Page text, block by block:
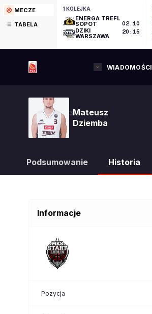
MECZE
TABELA
1 KOLEJKA
ENERGA TREFL
SOPOT
DZIKI
WARSZAWA
02.10
20:15
WIADOMOŚCI
3Mateusz
Dziemba
Podsumowanie Historia
Informacje
Pozycja